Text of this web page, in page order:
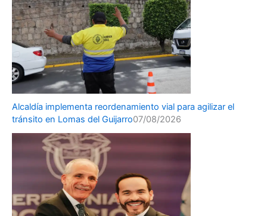
Alcaldía implementa reordenamiento vial para agilizar el
tránsito en Lomas del Guijarro07/08/2026